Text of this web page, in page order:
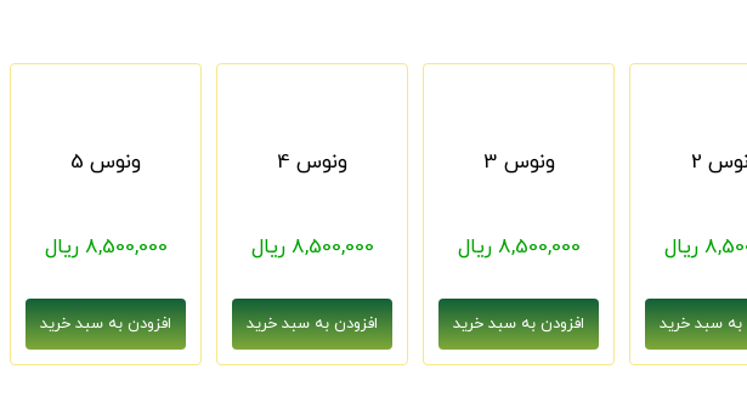
2
ریال
ونوس 3
8,500,000 ریال
ونوس 4
8,500,000 ریال
ونوس 5
8,500,000 ریال